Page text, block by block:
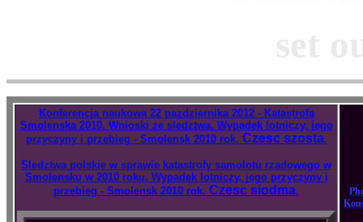
Konferencja naukowa 22 pazdziernika 2012 - Katastrofa
Smolenska 2010. Wnioski ze sledztwa. Wypadek lotniczy, jego
przyczyny i przebieg - Smolensk 2010 rok. Czesc szosta.
Sledztwa polskie w sprawie katastrofy samolotu rzadowego w
Smolensku w 2010 roku. Wypadek lotniczy, jego przyczyny i
przebieg - Smolensk 2010 rok. Czesc siodma.